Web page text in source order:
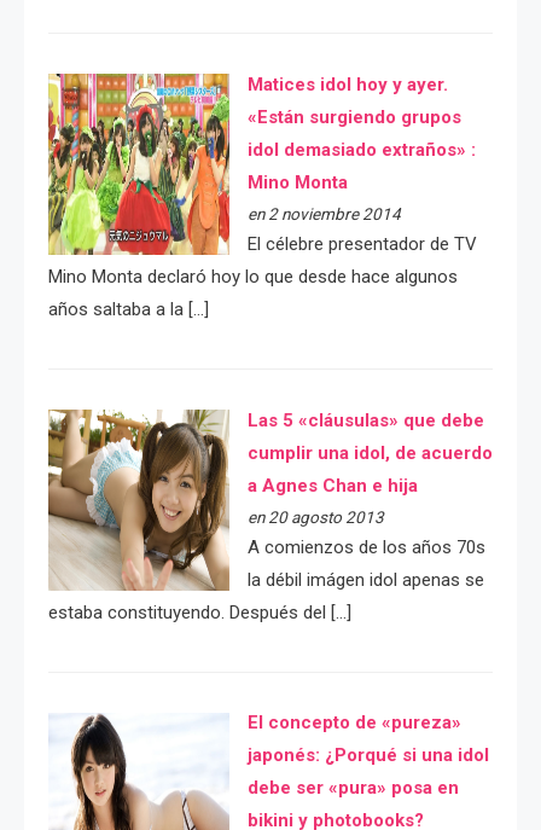
Matices idol hoy y ayer.
«Están surgiendo grupos
idol demasiado extraños» :
Mino Monta
en 2 noviembre 2014
El célebre presentador de TV
Mino Monta declaró hoy lo que desde hace algunos
años saltaba a la […]
Las 5 «cláusulas» que debe
cumplir una idol, de acuerdo
a Agnes Chan e hija
en 20 agosto 2013
A comienzos de los años 70s
la débil imágen idol apenas se
estaba constituyendo. Después del […]
El concepto de «pureza»
japonés: ¿Porqué si una idol
debe ser «pura» posa en
bikini y photobooks?